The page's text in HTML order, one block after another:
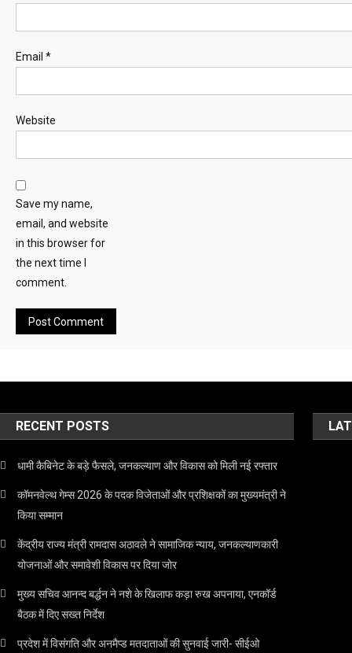
Email *
Website
Save my name,
email, and website
in this browser for
the next time I
comment.
RECENT POSTS
धामी कैबिनेट के बड़े फैसले, जनकल्याण और विकास को मिली नई रफ्तार
कॉमनवेल्थ गेम्स 2026 के पदक विजेताओं और प्रशिक्षकों का मुख्यमंत्री ने
किया सम्मान
केंद्रीय राज्य मंत्री रामदास अठावले ने सामाजिक न्याय, जनकल्याणकारी
योजनाओं और समावेशी विकास पर दिया जोर
मुख्य सचिव आनन्द बर्द्धन ने नशे के खिलाफ कड़ा रुख अपनाया, एनकॉर्ड
बैठक में दिए सख्त निर्देश
प्रदेश में विसंगति और अनमैप्ड मतदाताओं की सुनवाई जारी- सीईओ